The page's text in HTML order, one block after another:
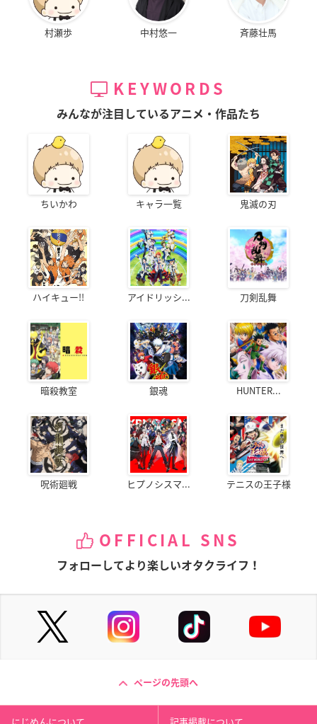
村瀬歩 中村悠一 斉藤壮馬
KEYWORDS
みんなが注目しているアニメ・作品たち
ちいかわ キャラ一覧 鬼滅の刃
ハイキュー!! アイドリッシ... 刀剣乱舞
暗殺教室 銀魂 HUNTER...
呪術廻戦 ヒプノシスマ... テニスの王子様
OFFICIAL SNS
フォローしてより楽しいオタクライフ！
ページの先頭へ